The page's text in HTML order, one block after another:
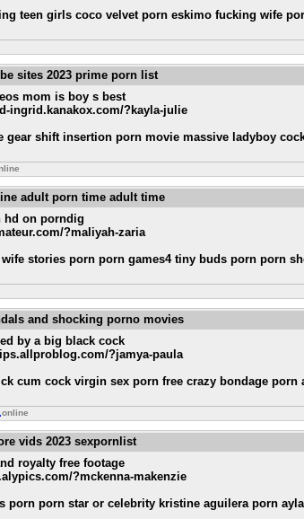
teen girls coco velvet porn eskimo fucking wife
sites 2023 prime porn list
mom is boy s best
ingrid.kanakox.com/?kayla-julie
gear shift insertion porn movie massive ladyboy
adult porn time adult time
hd on porndig
?maliyah-zaria
stories porn porn games4 tiny buds porn porn
and shocking porno movies
by a big black cock
?jamya-paula
cum cock virgin sex porn free crazy bondage porn
online
vids 2023 sexpornlist
royalty free footage
?mckenna-makenzie
porn porn star or celebrity kristine aguilera porn